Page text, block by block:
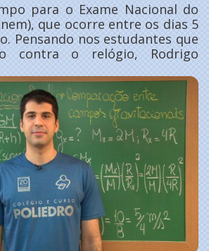
para o Exame Nacional do
que ocorre entre os dias 5
Pensando nos estudantes que
contra o relógio, Rodrigo